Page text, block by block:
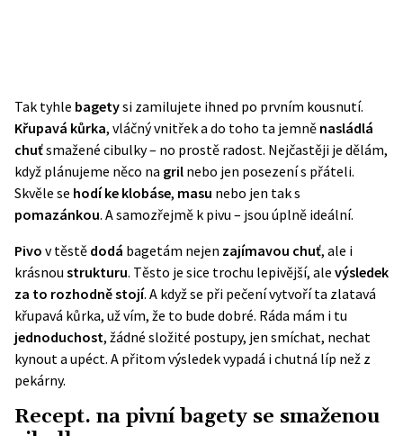
Tak tyhle bagetysi zamilujete ihned po prvním kousnutí.
Křupavá kůrka, vláčný vnitřek a do toho ta jemně nasládlá
chuťsmažené cibulky – no prostě radost. Nejčastěji je dělám,
když plánujeme něco na gril nebo jen posezení s přáteli.
Skvěle se hodí ke klobáse, masu nebo jen tak s
pomazánkou. A samozřejmě k pivu – jsou úplně ideální.
Pivo v těstě dodá bagetám nejen zajímavou chuť, ale i
krásnou strukturu. Těsto je sice trochu lepivější, ale výsledek
za to rozhodněstojí. A když se při pečení vytvoří ta zlatavá
křupavá kůrka, už vím, že to bude dobré. Ráda mám i tu
jednoduchost, žádné složité postupy, jen smíchat, nechat
kynout a upéct. A přitom výsledek vypadá i chutná líp než z
pekárny.
Recept. na pivní bagety se smaženou